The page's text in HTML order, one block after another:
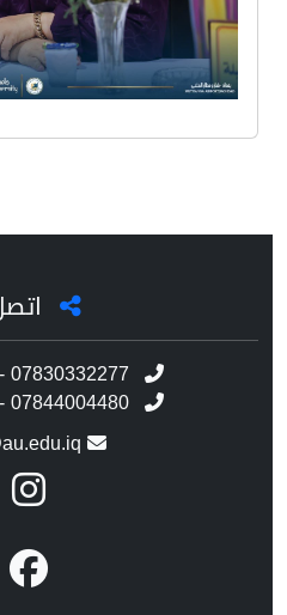
07830332277
07844004480